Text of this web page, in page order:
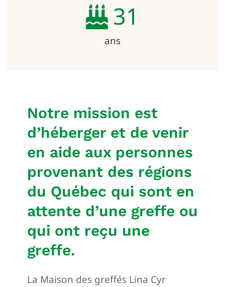
31
ans
Notre mission est
d’héberger et de venir
en aide aux personnes
provenant des régions
du Québec qui sont en
attente d’une greffe ou
qui ont reçu une
greffe.
La Maison des greffés Lina Cyr